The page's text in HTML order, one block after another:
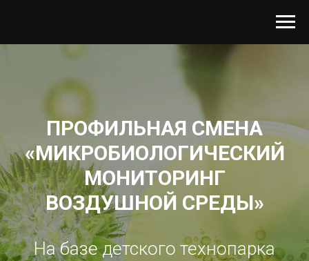
ПРОФИЛЬНАЯ СМЕНА
«МИКРОБИОЛОГИЧЕСКИЙ
МОНИТОРИНГ
ВОЗДУШНОЙ СРЕДЫ»
На базе детского технопарка